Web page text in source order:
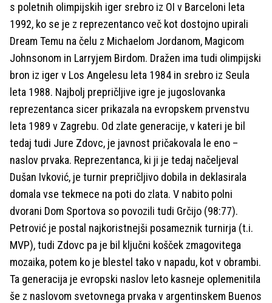
s poletnih olimpijskih iger srebro iz OI v Barceloni leta
1992, ko se je z reprezentanco več kot dostojno upirali
Dream Temu na čelu z Michaelom Jordanom, Magicom
Johnsonom in Larryjem Birdom. Dražen ima tudi olimpijski
bron iz iger v Los Angelesu leta 1984 in srebro iz Seula
leta 1988. Najbolj prepričljive igre je jugoslovanka
reprezentanca sicer prikazala na evropskem prvenstvu
leta 1989 v Zagrebu. Od zlate generacije, v kateri je bil
tedaj tudi Jure Zdovc, je javnost pričakovala le eno –
naslov prvaka. Reprezentanca, ki ji je tedaj načeljeval
Dušan Ivković, je turnir prepričljivo dobila in deklasirala
domala vse tekmece na poti do zlata. V nabito polni
dvorani Dom Sportova so povozili tudi Grčijo (98:77).
Petrović je postal najkoristnejši posameznik turnirja (t.i.
MVP), tudi Zdovc pa je bil ključni košček zmagovitega
mozaika, potem ko je blestel tako v napadu, kot v obrambi.
Ta generacija je evropski naslov leto kasneje oplemenitila
še z naslovom svetovnega prvaka v argentinskem Buenos